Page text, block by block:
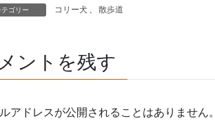
テゴリー コリー犬 、 散歩道
ントを残す
アドレスが公開されることはありません。